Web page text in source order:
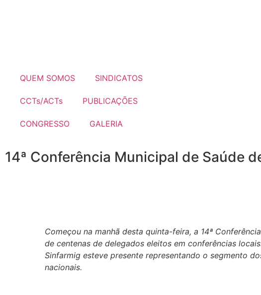
QUEM SOMOS SINDICATOS
CCTs/ACTs PUBLICAÇÕES
CONGRESSO GALERIA
14ª Conferência Municipal de Saúde
Começou na manhã desta quinta-feira, a 14ª
de centenas de delegados eleitos em conferências
Sinfarmig esteve presente representando o segmento
nacionais.